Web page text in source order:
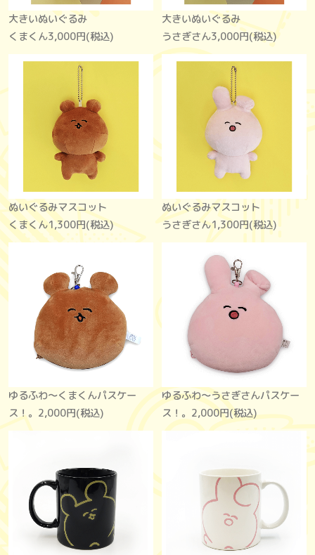
大きいぬいぐるみ
くまくん3,000円(税込)
大きいぬいぐるみ
うさぎさん3,000円(税込)
ぬいぐるみマスコット
くまくん1,300円(税込)
ぬいぐるみマスコット
うさぎさん1,300円(税込)
ゆるふわ〜くまくんパスケー
ス！。 2,000円(税込)
ゆるふわ〜うさぎさんパスケー
ス！。 2,000円(税込)